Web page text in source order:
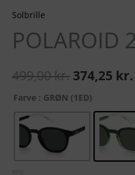
Solbrille
POLAROID
499,00kr. 374,25 kr.
Farve : GRØN (1ED)